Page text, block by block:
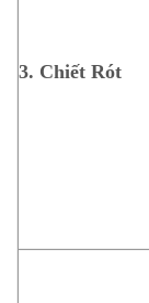
3. Chiết Rót